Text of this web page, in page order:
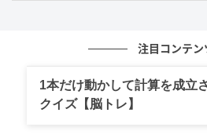
注目コンテン
1本だけ動かして計算を成立
クイズ【脳トレ】